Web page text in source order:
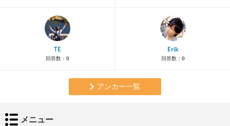
TE
回答数： 0
Erik
回答数： 0
アンカー一覧
メニュー